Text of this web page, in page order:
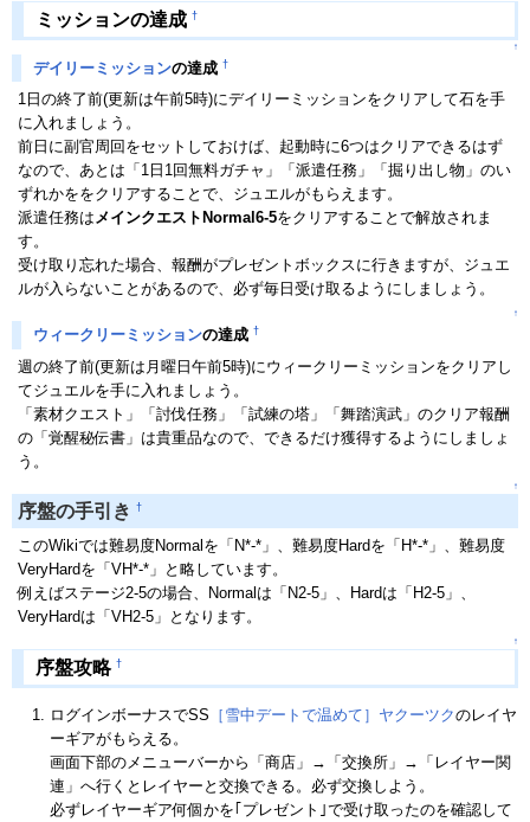
ミッションの達成 †
↑
デイリーミッションの達成 †
1日の終了前(更新は午前5時)にデイリーミッションをクリアして石を手
に入れましょう。
前日に副官周回をセットしておけば、起動時に6つはクリアできるはず
なので、あとは「1日1回無料ガチャ」「派遣任務」「掘り出し物」のい
ずれかををクリアすることで、ジュエルがもらえます。
派遣任務はメインクエストNormal6-5をクリアすることで解放されま
す。
受け取り忘れた場合、報酬がプレゼントボックスに行きますが、ジュエ
ルが入らないことがあるので、必ず毎日受け取るようにしましょう。
↑
ウィークリーミッションの達成 †
週の終了前(更新は月曜日午前5時)にウィークリーミッションをクリアし
てジュエルを手に入れましょう。
「素材クエスト」「討伐任務」「試練の塔」「舞踏演武」のクリア報酬
の「覚醒秘伝書」は貴重品なので、できるだけ獲得するようにしましょ
う。
↑
序盤の手引き †
このWikiでは難易度Normalを「N*-*」、難易度Hardを「H*-*」、難易度
VeryHardを「VH*-*」と略しています。
例えばステージ2-5の場合、Normalは「N2-5」、Hardは「H2-5」、
VeryHardは「VH2-5」となります。
↑
序盤攻略 †
ログインボーナスでSS ［雪中デートで温めて］ヤクーツクのレイヤ
ーギアがもらえる。
画面下部のメニューバーから「商店」→「交換所」→「レイヤー関
連」へ行くとレイヤーと交換できる。必ず交換しよう。
必ずレイヤーギア何個かを｢プレゼント｣で受け取ったのを確認して